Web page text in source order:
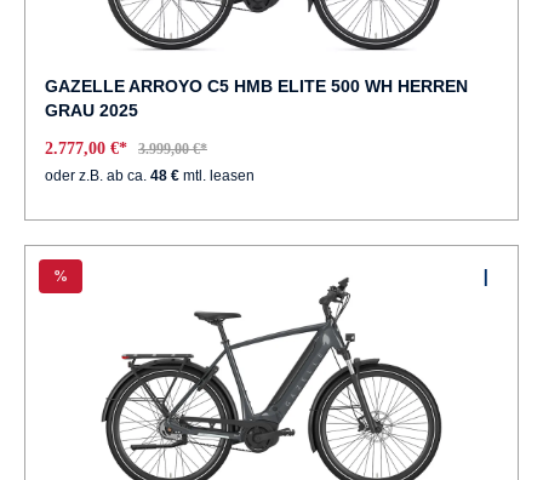
GAZELLE ARROYO C5 HMB ELITE 500 WH HERREN
GRAU 2025
2.777,00 €*
3.999,00 €*
oder z.B. ab ca. 48 € mtl. leasen
%